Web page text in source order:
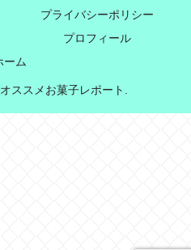
プライバシーポリシー
プロフィール
ーム
ススメお菓子レポート.